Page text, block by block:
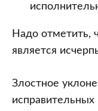
Надо отметить,
является
Злостное
исправительных